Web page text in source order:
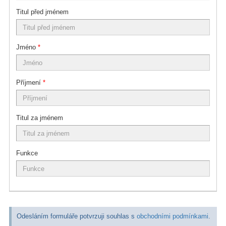
Titul před jménem
Jméno *
Příjmení *
Titul za jménem
Funkce
Odesláním formuláře potvrzuji souhlas s obchodními podmínkami.